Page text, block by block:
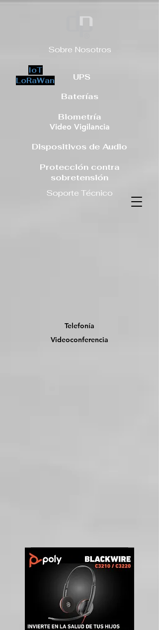
Sobre Nosotros
IoT
LoRaWan
UPS
Baterías
Biometría
Video Vigilancia
Dispositivos de Audio
Protección contra
sobretensión
Soporte Técnico
Telefonía
Videoconferencia